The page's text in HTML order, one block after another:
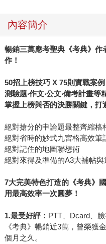
內容簡介
暢銷三萬應考聖典《考典》
作！
50招上榜技巧 X 75則實戰案
測驗題‧作文‧公文‧備考計畫等
掌握上榜與否的決勝關鍵，打
絕對搶分的申論題最整齊縮格
絕對省時的妙式九宮格高效筆
絕對記住的地圖聯想術
絕對來得及準備的A3大補帖
7大完美特色打造的《考典》
用最高效率一次圓夢！
1.最受好評： PTT、Dcard、
《考典》暢銷近3萬，曾榮獲
個月之久。